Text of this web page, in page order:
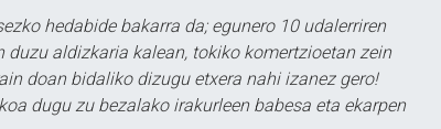
hedabide bakarra da; egunero 10 udalerriren
duzu aldizkaria kalean, tokiko komertzioetan zein
doan bidaliko dizugu etxera nahi izanez gero!
dugu zu bezalako irakurleen babesa eta ekarpen